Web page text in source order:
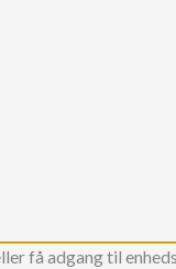
få adgang til